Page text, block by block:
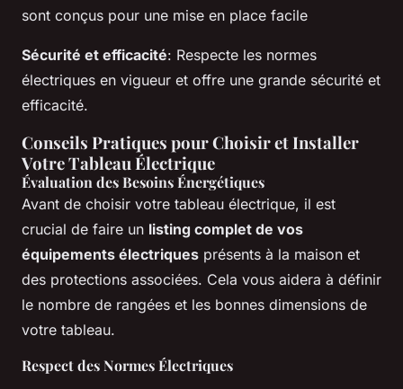
sont conçus pour une mise en place facile
Sécurité et efficacité: Respecte les normes
électriques en vigueur et offre une grande sécurité et
efficacité.
Conseils Pratiques pour Choisir et Installer
Votre Tableau Électrique
Évaluation des Besoins Énergétiques
Avant de choisir votre tableau électrique, il est
crucial de faire un listing complet de vos
équipements électriques présents à la maison et
des protections associées. Cela vous aidera à définir
le nombre de rangées et les bonnes dimensions de
votre tableau.
Respect des Normes Électriques